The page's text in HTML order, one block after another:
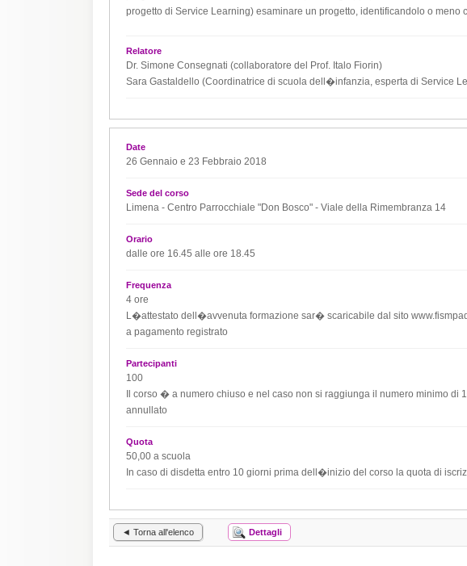
progetto di Service Learning) esaminare un progetto, identificandolo o meno
Relatore
Dr. Simone Consegnati (collaboratore del Prof. Italo Fiorin)
Sara Gastaldello (Coordinatrice di scuola dell�infanzia, esperta di Service
Date
26 Gennaio e 23 Febbraio 2018
Sede del corso
Limena - Centro Parrocchiale "Don Bosco" - Viale della Rimembranza 14
Orario
dalle ore 16.45 alle ore 18.45
Frequenza
4 ore
L�attestato dell�avvenuta formazione sar� scaricabile dal sito
a pagamento registrato
Partecipanti
100
Il corso � a numero chiuso e nel caso non si raggiunga il numero minimo di
annullato
Quota
50,00 a scuola
In caso di disdetta entro 10 giorni prima dell�inizio del corso la quota di
◄ Torna all'elenco Dettagli